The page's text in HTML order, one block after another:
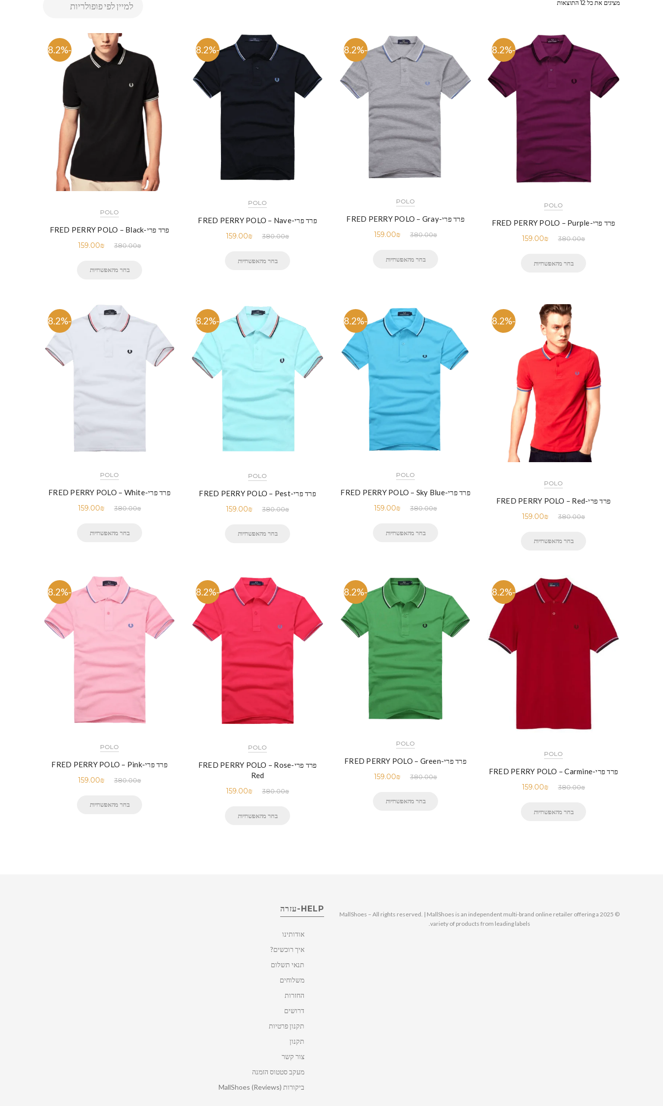
מציגים את כל ⁦12⁩ התוצאות
-58.2%
POLO
פרד פרי-FRED PERRY POLO – Black
380.00₪
159.00₪
בחר מהאפשרויות
-58.2%
POLO
פרד פרי-FRED PERRY POLO – Nave
380.00₪
159.00₪
בחר מהאפשרויות
-58.2%
POLO
פרד פרי-FRED PERRY POLO – Gray
380.00₪
159.00₪
בחר מהאפשרויות
-58.2%
POLO
פרד פרי-FRED PERRY POLO – Purple
380.00₪
159.00₪
בחר מהאפשרויות
-58.2%
POLO
פרד פרי-FRED PERRY POLO – White
380.00₪
159.00₪
בחר מהאפשרויות
-58.2%
POLO
פרד פרי-FRED PERRY POLO – Pest
380.00₪
159.00₪
בחר מהאפשרויות
-58.2%
POLO
פרד פרי-FRED PERRY POLO – Sky Blue
380.00₪
159.00₪
בחר מהאפשרויות
-58.2%
POLO
פרד פרי-FRED PERRY POLO – Red
380.00₪
159.00₪
בחר מהאפשרויות
-58.2%
POLO
פרד פרי-FRED PERRY POLO – Pink
380.00₪
159.00₪
בחר מהאפשרויות
-58.2%
POLO
פרד פרי-FRED PERRY POLO – Rose
Red
380.00₪
159.00₪
בחר מהאפשרויות
-58.2%
POLO
פרד פרי-FRED PERRY POLO – Green
380.00₪
159.00₪
בחר מהאפשרויות
-58.2%
POLO
פרד פרי-FRED PERRY POLO – Carmine
380.00₪
159.00₪
בחר מהאפשרויות
HELP-עזרה
אודותינו
איך רוכשים?
תנאי תשלום
משלוחים
החזרות
דרושים
תקנון פרטיות
תקנון
צור קשר
מעקב סטטוס הזמנה
ביקורות MallShoes (Reviews)
© 2025 MallShoes – All rights reserved. | MallShoes is an independent multi-brand online retailer offering a
variety of products from leading labels.